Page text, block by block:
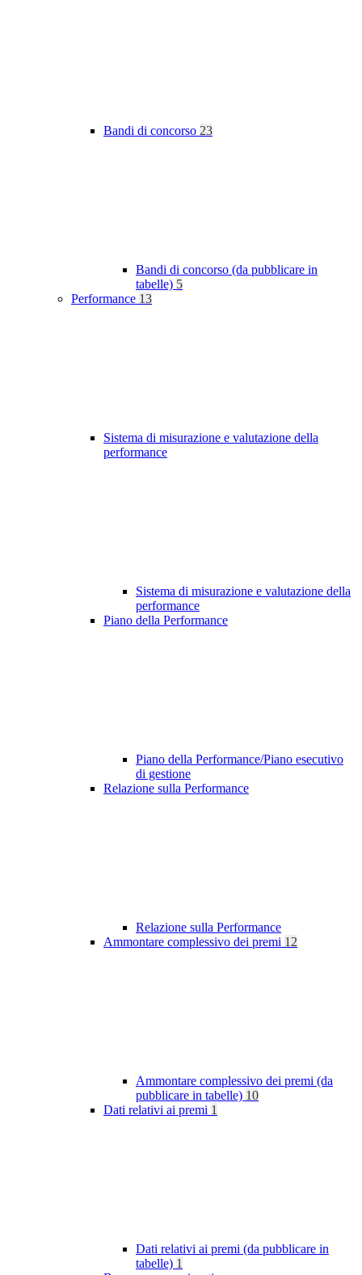
Bandi di concorso 23
Bandi di concorso (da pubblicare in
tabelle) 5
Performance 13
Sistema di misurazione e valutazione della
performance
Sistema di misurazione e valutazione della
performance
Piano della Performance
Piano della Performance/Piano esecutivo
di gestione
Relazione sulla Performance
Relazione sulla Performance
Ammontare complessivo dei premi 12
Ammontare complessivo dei premi (da
pubblicare in tabelle) 10
Dati relativi ai premi 1
Dati relativi ai premi (da pubblicare in
tabelle) 1